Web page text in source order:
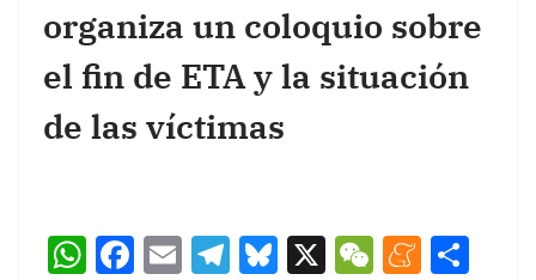
organiza un coloquio sobre
el fin de ETA y la situación
de las víctimas
W F
E
T
Bl X
W M